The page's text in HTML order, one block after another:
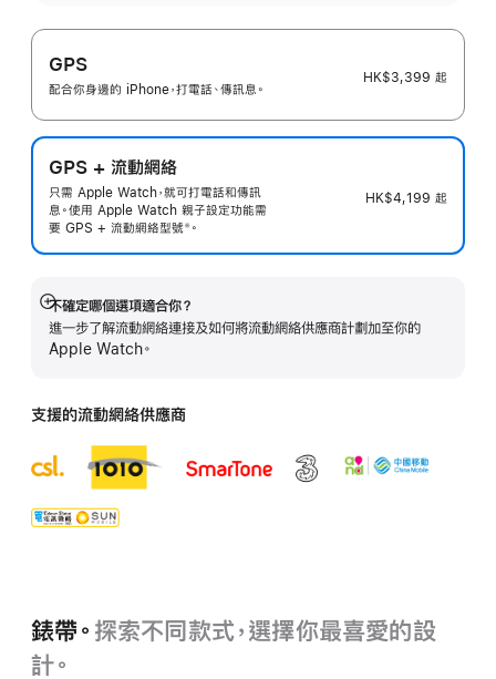
GPS
配合你身邊的 iPhone，打電話、傳訊息。
HK$3,399 起
GPS + 流動網絡
只需 Apple Watch，就可打電話和傳訊
息。使用 Apple Watch 親子設定功能需
要 GPS + 流動網絡型號 ※ 。
HK$4,199 起
不確定哪個選項適合你？
進一步了解流動網絡連接及如何將流動網絡供應商計劃加至你的
Apple Watch。
顯
示
更
支援的流動網絡供應商
錶帶。 探索不同款式，選擇你最喜愛的設
計。